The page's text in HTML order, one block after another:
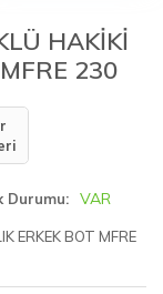
HAKİKİ
230
Durumu VAR
ERKEK BOT MFRE